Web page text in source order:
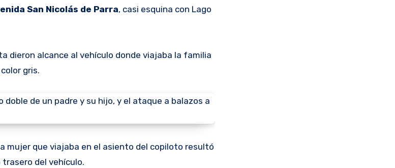
San Nicolás de Parra, casi esquina con Lago
dieron alcance al vehículo donde viajaba la familia
gris.
mujer que viajaba en el asiento del copiloto resultó
del vehículo.